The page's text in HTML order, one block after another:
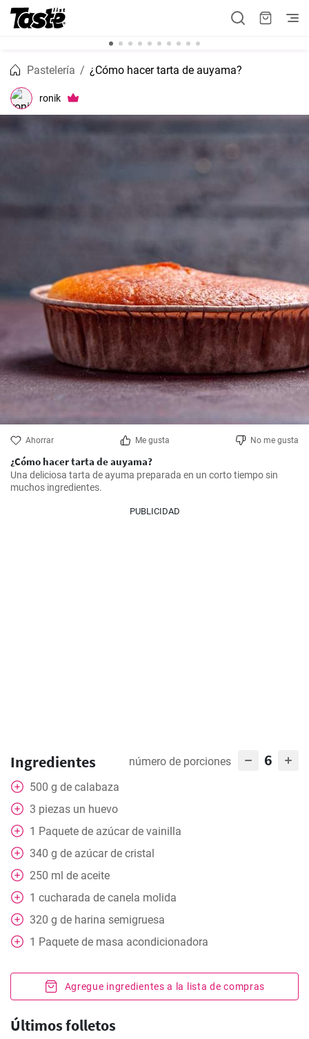
Pastelería ¿Cómo hacer tarta de auyama?
ronik
Ahorrar Me gusta No me gusta
¿Cómo hacer tarta de auyama?
Una deliciosa tarta de ayuma preparada en un corto tiempo sin
muchos ingredientes.
PUBLICIDAD
Ingredientes número de porciones 6
500 g de calabaza
3 piezas un huevo
1 Paquete de azúcar de vainilla
340 g de azúcar de cristal
250 ml de aceite
1 cucharada de canela molida
320 g de harina semigruesa
1 Paquete de masa acondicionadora
Agregue ingredientes a la lista de compras
Últimos folletos